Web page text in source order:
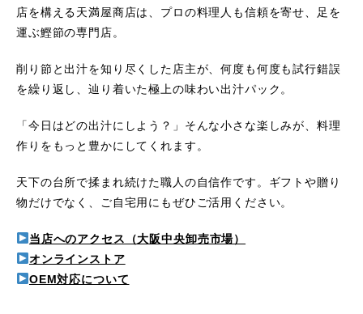
店を構える天満屋商店は、プロの料理人も信頼を寄せ、足を
運ぶ鰹節の専門店。
削り節と出汁を知り尽くした店主が、何度も何度も試行錯誤
を繰り返し、辿り着いた極上の味わい出汁パック。
「今日はどの出汁にしよう？」そんな小さな楽しみが、料理
作りをもっと豊かにしてくれます。
天下の台所で揉まれ続けた職人の自信作です。ギフトや贈り
物だけでなく、ご自宅用にもぜひご活用ください。
当店へのアクセス（大阪中央卸売市場）
オンラインストア
OEM対応について